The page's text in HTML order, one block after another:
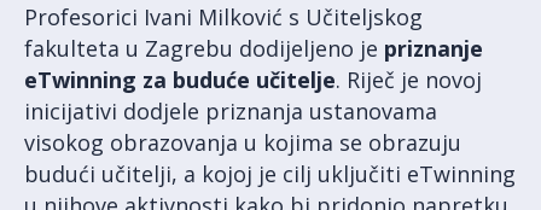
Profesorici Ivani Milković s Učiteljskog
fakulteta u Zagrebu dodijeljeno je priznanje
eTwinning za buduće učitelje. Riječ je novoj
inicijativi dodjele priznanja ustanovama
visokog obrazovanja u kojima se obrazuju
budući učitelji, a kojoj je cilj uključiti eTwinning